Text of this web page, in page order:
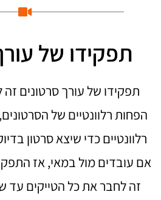
תפקידו של
תפקידו של עורך סרטונים
הפחות רלוונטיים של
רלוונטיים כדי שיצא סרטון
אם עובדים מול במאי, אז
זה לחבר את כל הטייקים עד